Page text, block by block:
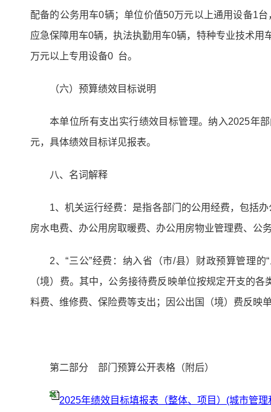
配备的公务用车0辆；单位价值50万元以上通用设备1
应急保障用车0辆，执法执勤用车0辆，特种专业技术
万元以上专用设备0 台。
（六）预算绩效目标说明
本单位所有支出实行绩效目标管理。纳入2025年
元，具体绩效目标详见报表。
八、名词解释
1、机关运行经费：是指各部门的公用经费，包括
房水电费、办公用房取暖费、办公用房物业管理费、公
2、“三公”经费：纳入省（市/县）财政预算管理
（境）费。其中，公务接待费反映单位按规定开支的
料费、维修费、保险费等支出；因公出国（境）费反映
第二部分 部门预算公开表格（附后）
2025年绩效目标填报表（整体、项目）(城市管理